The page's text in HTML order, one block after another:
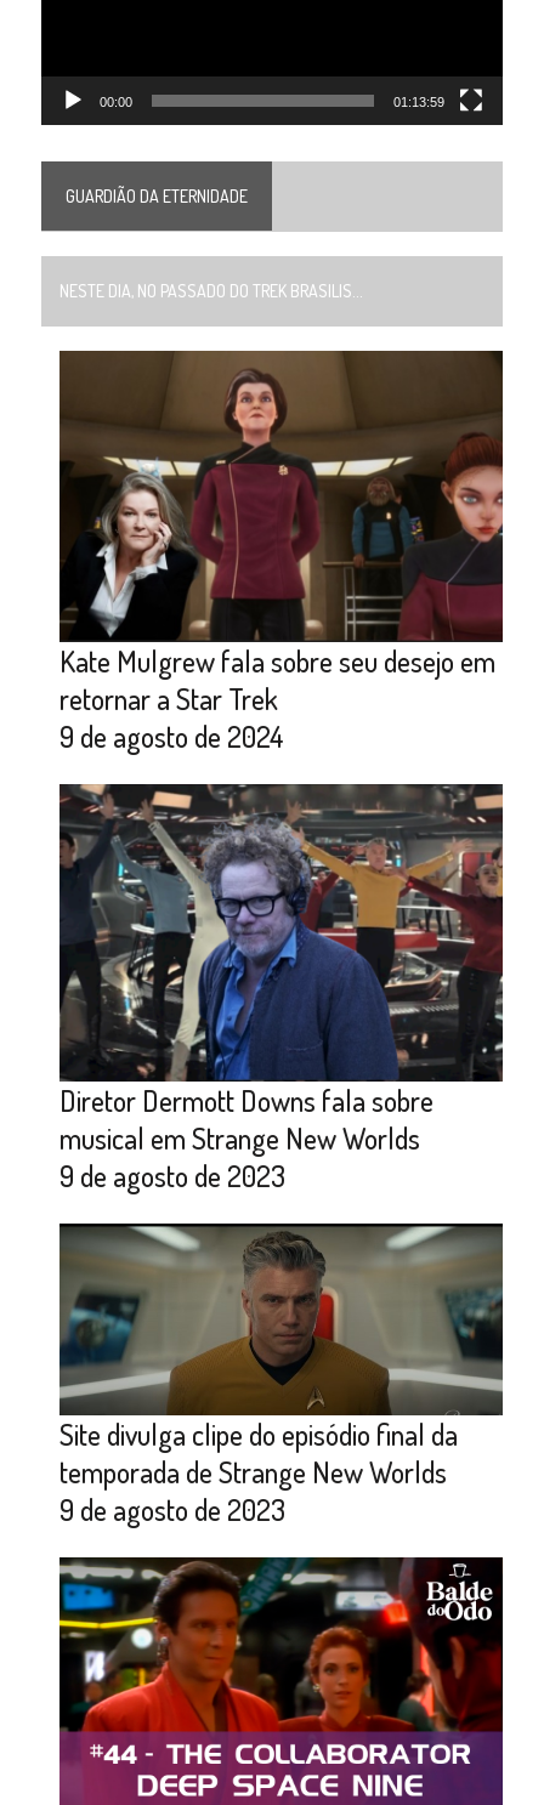
00:00 01:13:59
GUARDIÃO DA ETERNIDADE
NESTE DIA, NO PASSADO DO TREK BRASILIS...
Kate Mulgrew fala sobre seu desejo em
retornar a Star Trek
9 de agosto de 2024
Diretor Dermott Downs fala sobre
musical em Strange New Worlds
9 de agosto de 2023
Site divulga clipe do episódio final da
temporada de Strange New Worlds
9 de agosto de 2023